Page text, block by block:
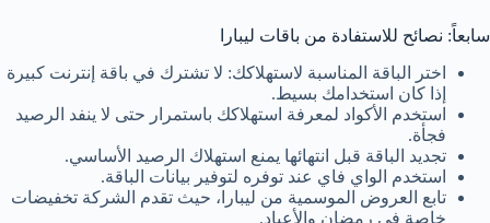
سابعاً: نصائح للاستفادة من باقات ليبارا
اختر الباقة المناسبة لاستهلاكك: لا تشترك في باقة إنترنت كبيرة
إذا كان استخدامك بسيط.
استخدم الأكواد لمعرفة استهلاكك باستمرار حتى لا ينفد الرصيد
فجأة.
تجديد الباقة قبل انتهائها يمنع استهلاك الرصيد الأساسي.
استخدم الواي فاي عند توفره لتوفير بيانات الباقة.
تابع العروض الموسمية من ليبارا، حيث تقدم الشركة تخفيضات
خاصة في رمضان والأعياد.